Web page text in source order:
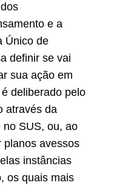
e a
Único de
definir se vai
sua ação em
deliberado pelo
através da
no SUS, ou, ao
planos avessos
instâncias
os quais mais